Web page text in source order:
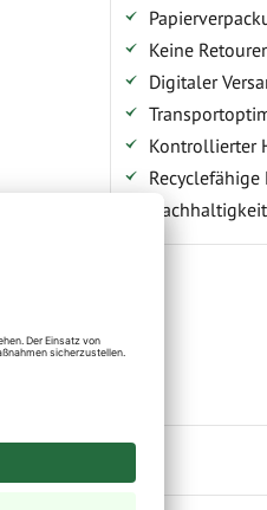
Keine
Digitaler
Kontrollierter
Recyclefähige